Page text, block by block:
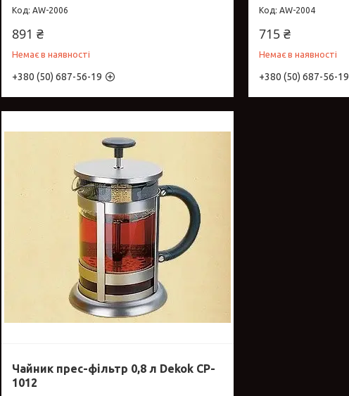
AW-2006
891 ₴
Немає в наявності
+380 (50) 687-56-19
AW-2004
715 ₴
Немає в наявності
+380 (50) 687-56-19
Чайник прес-фільтр 0,8 л Dekok CP-
1012